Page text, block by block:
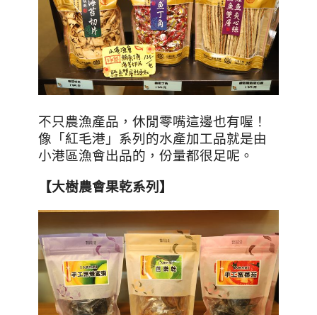
不只農漁產品，休閒零嘴這邊也有喔！
像「紅毛港」系列的水產加工品就是由
小港區漁會出品的，份量都很足呢。
【大樹農會果乾系列】